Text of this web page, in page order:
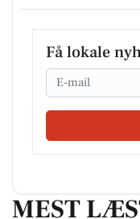
Få lokale
Email
MEST